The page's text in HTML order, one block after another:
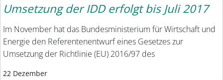
Umsetzung der IDD erfolgt bis Juli 2017
Im November hat das Bundesministerium für Wirtschaft und
Energie den Referentenentwurf eines Gesetzes zur
Umsetzung der Richtlinie (EU) 2016/97 des
22 Dezember